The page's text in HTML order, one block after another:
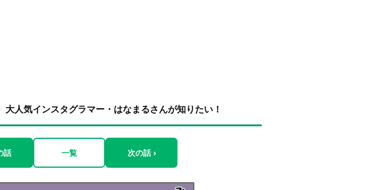
人気インスタグラマー・はなまるさんが知りたい！
話 一覧 次の話 ›